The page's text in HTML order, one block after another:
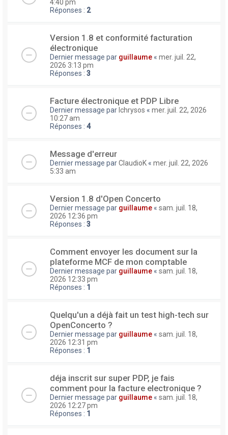
4:40 pm
Réponses : 2
Version 1.8 et conformité facturation
électronique
Dernier message par guillaume « mer. juil. 22,
2026 3:13 pm
Réponses : 3
Facture électronique et PDP Libre
Dernier message par lchrysos « mer. juil. 22, 2026
10:27 am
Réponses : 4
Message d'erreur
Dernier message parClaudioK « mer. juil. 22, 2026
5:33 am
Version 1.8 d'Open Concerto
Dernier message par guillaume « sam. juil. 18,
2026 12:36 pm
Réponses : 3
Comment envoyer les document sur la
plateforme MCF de mon comptable
Dernier message par guillaume « sam. juil. 18,
2026 12:33 pm
Réponses : 1
Quelqu'un a déjà fait un test high-tech sur
OpenConcerto ?
Dernier message par guillaume « sam. juil. 18,
2026 12:31 pm
Réponses : 1
déja inscrit sur super PDP, je fais
comment pour la facture electronique ?
Dernier message par guillaume « sam. juil. 18,
2026 12:27 pm
Réponses : 1